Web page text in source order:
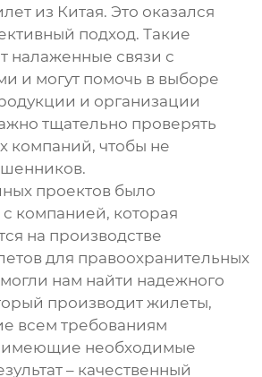
из Китая. Это оказался
подход. Такие
налаженные связи с
и могут помочь в выборе
и организации
тщательно проверять
компаний, чтобы не
проектов было
с компанией, которая
на производстве
для правоохранительных
нам найти надежного
производит жилеты,
всем требованиям
имеющие необходимые
– качественный